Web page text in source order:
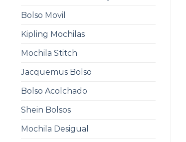
Bolso Movil
Kipling Mochilas
Mochila Stitch
Jacquemus Bolso
Bolso Acolchado
Shein Bolsos
Mochila Desigual